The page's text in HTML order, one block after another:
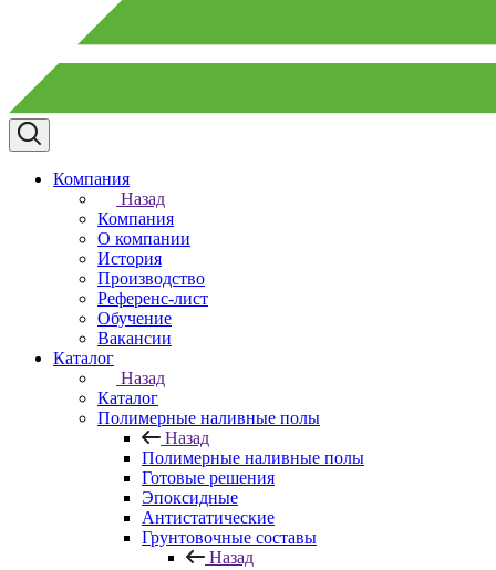
Компания
Назад
Компания
О компании
История
Производство
Референс-лист
Обучение
Вакансии
Каталог
Назад
Каталог
Полимерные наливные полы
Назад
Полимерные наливные полы
Готовые решения
Эпоксидные
Антистатические
Грунтовочные составы
Назад